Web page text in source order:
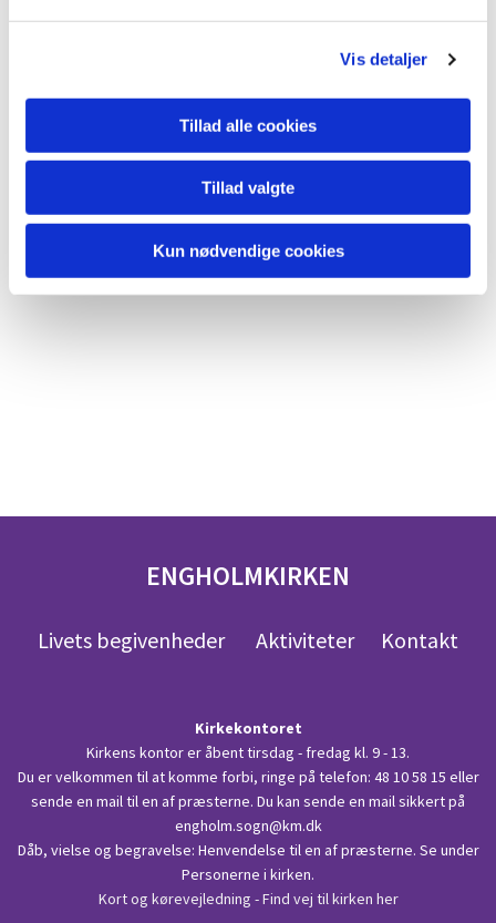
Vis detaljer
Tillad alle cookies
Tillad valgte
Kun nødvendige cookies
ENGHOLMKIRKEN
Livets begivenheder Aktiviteter Kontakt
Kirkekontoret
Kirkens kontor er åbent tirsdag - fredag kl. 9 - 13.
Du er velkommen til at komme forbi, ringe på telefon: 48 10 58 15 eller
sende en mail til en af præsterne. Du kan sende en mail sikkert på
engholm.sogn@km.dk
Dåb, vielse og begravelse: Henvendelse til en af præsterne. Se under
Personerne i kirken.
Kort og kørevejledning - Find vej til kirken her